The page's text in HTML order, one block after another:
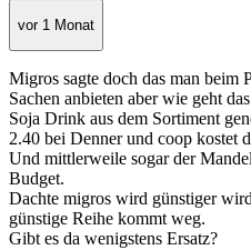
vor 1 Monat
Migros sagte doch das man beim
Sachen anbieten aber wie geht
Soja Drink aus dem Sortiment
2.40 bei Denner und coop kostet
Und mittlerweile sogar der
Budget.
Dachte migros wird günstiger
günstige Reihe kommt weg.
Gibt es da wenigstens Ersatz?